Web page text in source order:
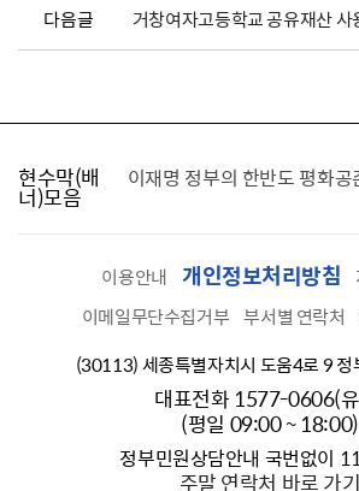
다음글
현수막(배
너)모음
찾습니다 이재명 정부의 한반도 평화
이용안내 개인정보처리방침
이메일무단수집거부 부서별 연락처
(30113) 세종특별자치시 도움4로 9 정
대표전화 1577-0606(
(평일 09:00 ~ 18:00)
정부민원상담안내 국번없이
주말 연락처 바로 가기